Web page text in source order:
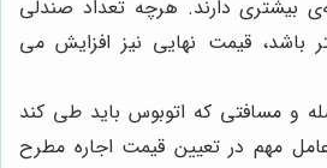
بیشتری دارند. هرچه تعداد صندلی
باشد، قیمت نهایی نیز افزایش می
و مسافتی که اتوبوس باید طی کند
مهم در تعیین قیمت اجاره مطرح